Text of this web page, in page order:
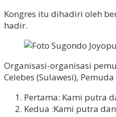
Kongres itu dihadiri oleh
hadir.
Organisasi-organisasi
Celebes (Sulawesi),
Pertama: Kami putra
Kedua :Kami putra